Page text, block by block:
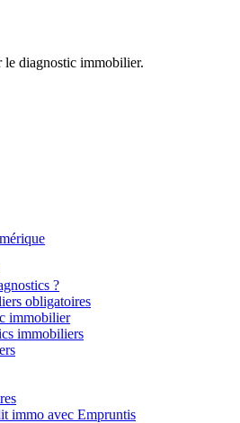
le diagnostic immobilier.
?
obligatoires
immobilier
immobiliers
immo avec Empruntis